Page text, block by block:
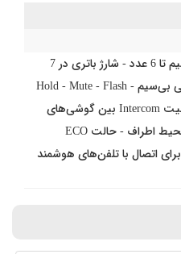
قابلیت افزایش گوشی‌های بی‌سیم تا 6 عدد - شارژ باتری در 7
ساعت - قابلیت پیدا کردن گوشی بی‌سیم - Hold - Mute - Flash
- ساعت و Alarm پیشرفته - قابلیت Intercom بین گوشی‌های
بی‌سیم - کاهش صدای مزاحم محیط اطراف - حالت ECO
هوشمند - قابلیت Link-to-Cell برای اتصال با تلفن‌های هوشمند